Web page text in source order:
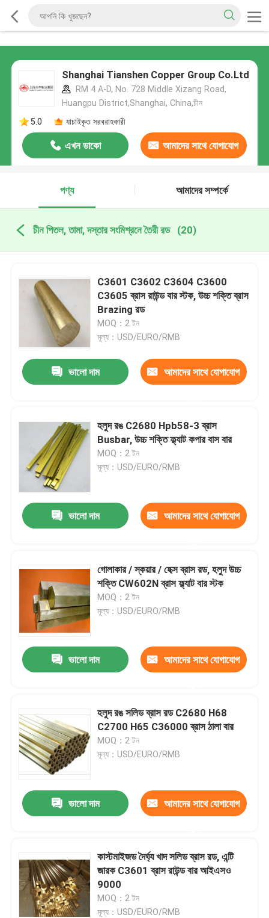
Shanghai Tianshen Copper Group Co.Ltd
RM 4 A-D, No. 728 Middle Xizang Road,
Huangpu District,Shanghai, China,চীন
5.0
যাচাইকৃত সরবরাহকারী
এখন ডাকো আমাদের সাথে যোগাযোগ
পণ্য
আমাদের সম্পর্কে
চীন পিতল, তামা, দস্তার সংমিশ্রনে তৈরী রড (20)
C3601 C3602 C3604 C3600
C3605 ব্রাস রাউন্ড বার স্টক, উচ্চ শক্তি ব্রাস
Brazing রড
MOQ：2 টন
মূল্য：USD/EURO/RMB
ভালো দাম আমাদের সাথে যোগাযোগ
হলুদ রঙ C2680 Hpb58-3 ব্রাস
Busbar, উচ্চ শক্তি ফ্ল্যাট কপার বাস বার
MOQ：2 টন
মূল্য：USD/EURO/RMB
ভালো দাম আমাদের সাথে যোগাযোগ
গোলাকার / স্কয়ার / হেক্স ব্রাস রড, হলুদ উচ্চ
শক্তি CW602N ব্রাস ফ্ল্যাট বার স্টক
MOQ：2 টন
মূল্য：USD/EURO/RMB
ভালো দাম আমাদের সাথে যোগাযোগ
হলুদ রঙ সলিড ব্রাস রড C2680 H68
C2700 H65 C36000 ব্রাস ঠালা বার
MOQ：2 টন
মূল্য：USD/EURO/RMB
ভালো দাম আমাদের সাথে যোগাযোগ
কাস্টমাইজড দৈর্ঘ্য খাদ সলিড ব্রাস রড, এন্টি
জারক C3601 ব্রাস রাউন্ড বার আইএসও
9000
MOQ：2 টন
মূল্য：USD/EURO/RMB